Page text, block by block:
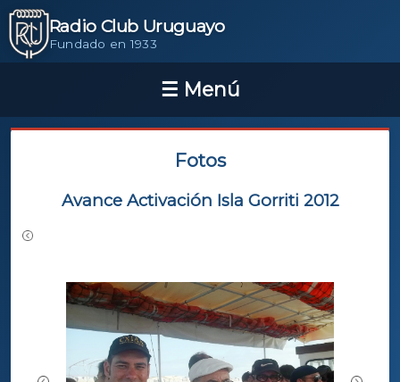
Radio Club Uruguayo
Fundado en 1933
Fotos
Avance Activación Isla Gorriti 2012